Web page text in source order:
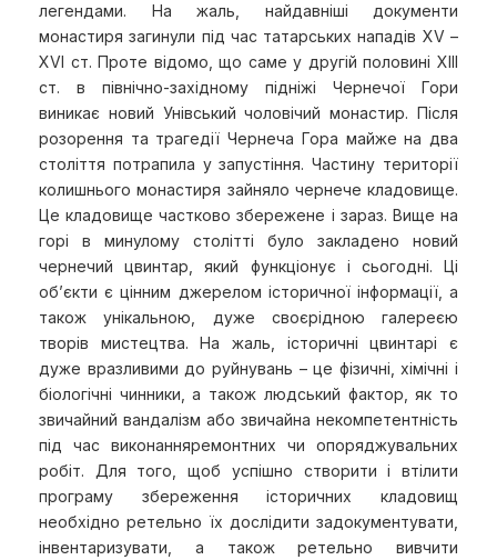
легендами. На жаль, найдавніші документи
монастиря загинули під час татарських нападів XV –
XVI ст. Проте відомо, що саме у другій половині XIII
ст. в північно-західному підніжі Чернечої Гори
виникає новий Унівський чоловічий монастир. Після
розорення та трагедії Чернеча Гора майже на два
століття потрапила у запустіння. Частину території
колишнього монастиря зайняло чернече кладовище.
Це кладовище частково збережене і зараз. Вище на
горі в минулому столітті було закладено новий
чернечий цвинтар, який функціонує і сьогодні. Ці
об’єкти є цінним джерелом історичної інформації, а
також унікальною, дуже cвоєрідною галереєю
творів мистецтва. На жаль, історичні цвинтарі є
дуже вразливими до руйнувань – це фізичні, хімічні і
біологічні чинники, а також людський фактор, як то
звичайний вандалізм або звичайна некомпетентність
під час виконанняремонтних чи опоряджувальних
робіт. Для того, щоб успішно створити і втілити
програму збереження історичних кладовищ
необхідно ретельно їх дослідити задокументувати,
інвентаризувати, а також ретельно вивчити